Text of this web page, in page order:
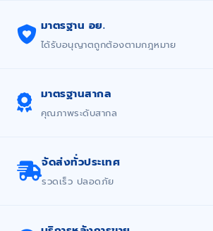
มาตรฐาน อย.
ได้รับอนุญาตถูกต้องตามกฎหมาย
มาตรฐานสากล
คุณภาพระดับสากล
จัดส่งทั่วประเทศ
รวดเร็ว ปลอดภัย